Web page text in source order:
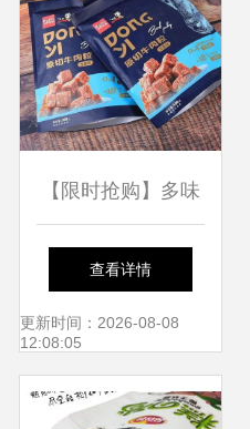
【限时抢购】多味
香酱饼特惠包，花
样口味嗨翻味蕾！
查看详情
更新时间：2026-08-08
12:08:05